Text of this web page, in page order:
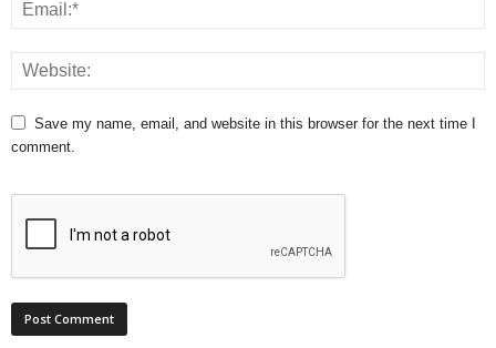
Save my name, email, and website in this browser for the next time I
comment.